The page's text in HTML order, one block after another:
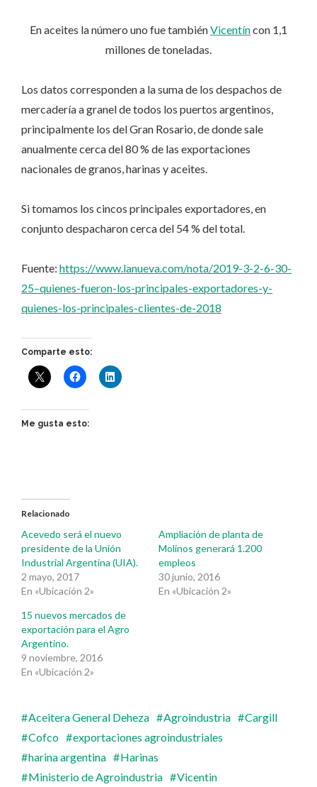
En aceites la número uno fue tambiénVicentíncon 1,1
millones de toneladas.
Los datos corresponden a la suma de los despachos de
mercadería a granel de todos los puertos argentinos,
principalmente los del Gran Rosario, de donde sale
anualmente cerca del 80 % de las exportaciones
nacionales de granos, harinas y aceites.
Si tomamos los cincos principales exportadores, en
conjunto despacharon cerca del 54 % del total.
Fuente: https://www.lanueva.com/nota/2019-3-2-6-30-
25–quienes-fueron-los-principales-exportadores-y-
quienes-los-principales-clientes-de-2018
Comparte esto:
Me gusta esto:
Relacionado
Acevedo será el nuevo
presidente de la Unión
Industrial Argentina (UIA).
2 mayo, 2017
En «Ubicación 2»
Ampliación de planta de
Molinos generará 1.200
empleos
30 junio, 2016
En «Ubicación 2»
15 nuevos mercados de
exportación para el Agro
Argentino.
9 noviembre, 2016
En «Ubicación 2»
Aceitera General Deheza Agroindustria
Cargill
Cofco
exportaciones agroindustriales
harina argentina
Harinas
Ministerio de Agroindustria
Vicentin